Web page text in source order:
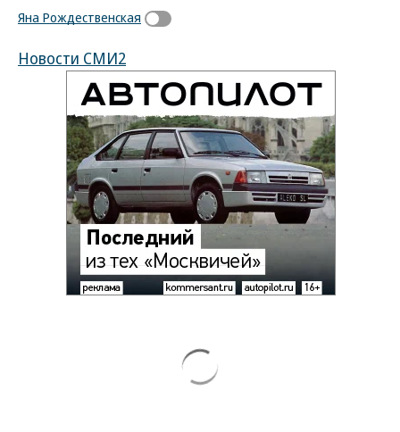
Яна Рождественская
Новости СМИ2